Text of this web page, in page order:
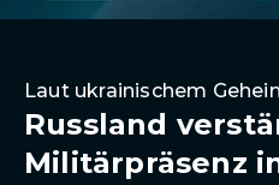
Laut ukrainischem
Russland
Militärpräsenz